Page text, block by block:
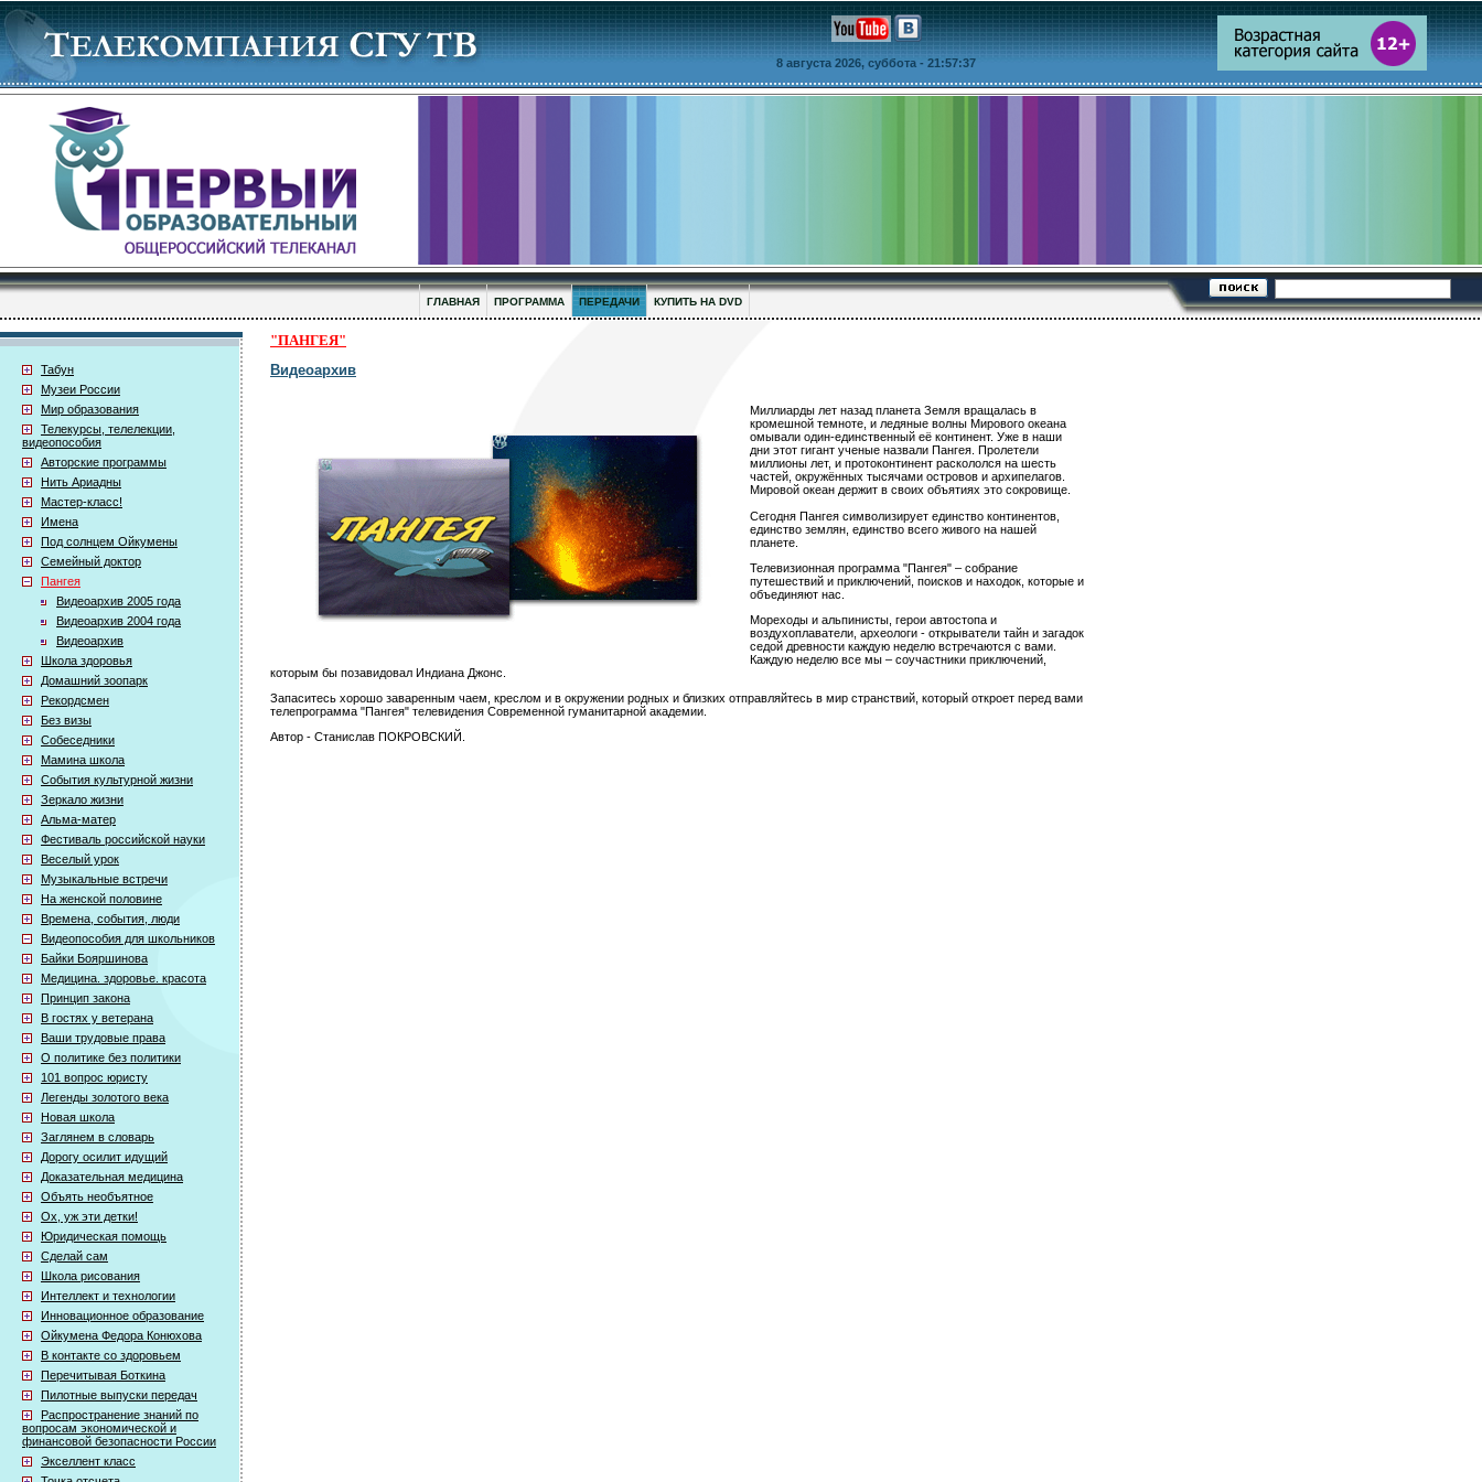
8 августа 2026, суббота - 21:57:37
ГЛАВНАЯ ПРОГРАММА ПЕРЕДАЧИ КУПИТЬ НА DVD
Табун
Музеи России
Мир образования
Телекурсы, телелекции,
видеопособия
Авторские программы
Нить Ариадны
Мастер-класс!
Имена
Под солнцем Ойкумены
Семейный доктор
Пангея
Видеоархив 2005 года
Видеоархив 2004 года
Видеоархив
Школа здоровья
Домашний зоопарк
Рекордсмен
Без визы
Собеседники
Мамина школа
События культурной жизни
Зеркало жизни
Альма-матер
Фестиваль российской науки
Веселый урок
Музыкальные встречи
На женской половине
Времена, события, люди
Видеопособия для школьников
Байки Бояршинова
Медицина. здоровье. красота
Принцип закона
В гостях у ветерана
Ваши трудовые права
О политике без политики
101 вопрос юристу
Легенды золотого века
Новая школа
Заглянем в словарь
Дорогу осилит идущий
Доказательная медицина
Объять необъятное
Ох, уж эти детки!
Юридическая помощь
Сделай сам
Школа рисования
Интеллект и технологии
Инновационное образование
Ойкумена Федора Конюхова
В контакте со здоровьем
Перечитывая Боткина
Пилотные выпуски передач
Распространение знаний по
вопросам экономической и
финансовой безопасности России
Экселлент класс
"ПАНГЕЯ"
Видеоархив
Миллиарды лет назад планета Земля вращалась в
кромешной темноте, и ледяные волны Мирового океана
омывали один-единственный её континент. Уже в наши
дни этот гигант ученые назвали Пангея. Пролетели
миллионы лет, и протоконтинент раскололся на шесть
частей, окружённых тысячами островов и архипелагов.
Мировой океан держит в своих объятиях это сокровище.
Сегодня Пангея символизирует единство континентов,
единство землян, единство всего живого на нашей
планете.
Телевизионная программа "Пангея" – собрание
путешествий и приключений, поисков и находок, которые и
объединяют нас.
Мореходы и альпинисты, герои автостопа и
воздухоплаватели, археологи - открыватели тайн и загадок
седой древности каждую неделю встречаются с вами.
Каждую неделю все мы – соучастники приключений,
которым бы позавидовал Индиана Джонс.
Запаситесь хорошо заваренным чаем, креслом и в окружении родных и близких отправляйтесь в мир странствий, который откроет перед вами
телепрограмма "Пангея" телевидения Современной гуманитарной академии.
Автор - Станислав ПОКРОВСКИЙ.